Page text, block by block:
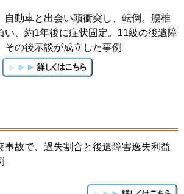
動車と出会い頭衝突し、転倒。腰椎
い、約1年後に症状固定。11級の後遺障
その後示談が成立した事例
故で、過失割合と後遺障害逸失利益